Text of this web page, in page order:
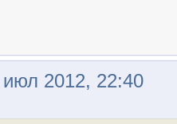
2012, 22:40